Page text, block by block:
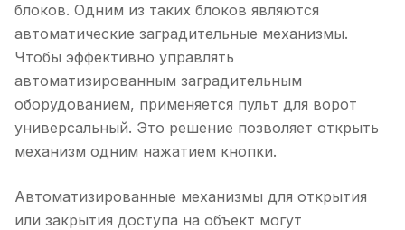
блоков. Одним из таких блоков являются
автоматические заградительные механизмы.
Чтобы эффективно управлять
автоматизированным заградительным
оборудованием, применяется пульт для ворот
универсальный. Это решение позволяет открыть
механизм одним нажатием кнопки.
Автоматизированные механизмы для открытия
или закрытия доступа на объект могут